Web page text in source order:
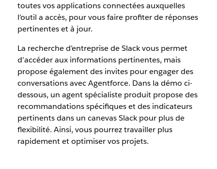
toutes vos applications connectées auxquelles
l’outil a accès, pour vous faire profiter de réponses
pertinentes et à jour.
La recherche d’entreprise de Slack vous permet
d’accéder aux informations pertinentes, mais
propose également des invites pour engager des
conversations avec Agentforce. Dans la démo ci-
dessous, un agent spécialiste produit propose des
recommandations spécifiques et des indicateurs
pertinents dans un canevas Slack pour plus de
flexibilité. Ainsi, vous pourrez travailler plus
rapidement et optimiser vos projets.